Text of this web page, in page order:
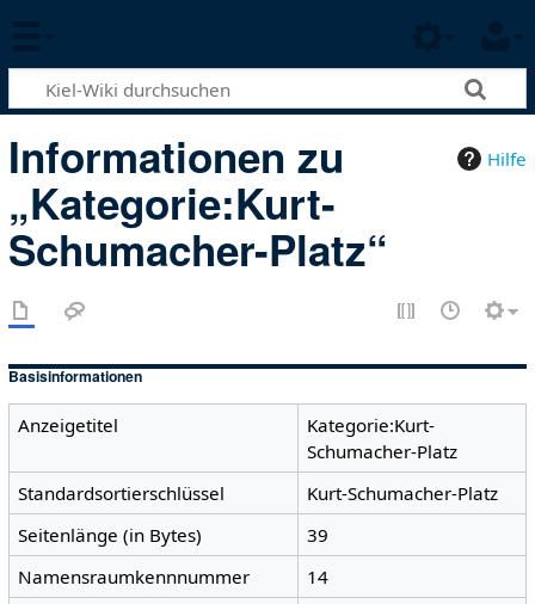
Hilfe
Informationen zu
„Kategorie:Kurt-
Schumacher-Platz“
Basisinformationen
Anzeigetitel
Kategorie:Kurt-
Schumacher-Platz
Standardsortierschlüssel
Kurt-Schumacher-Platz
Seitenlänge (in Bytes)
39
Namensraumkennnummer
14